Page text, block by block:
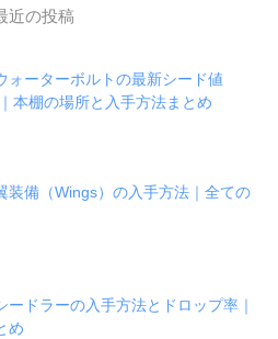
近の投稿
ォーターボルトの最新シード値
本棚の場所と入手方法まとめ
装備（Wings）の入手方法｜全ての
ードラーの入手方法とドロップ率｜
め